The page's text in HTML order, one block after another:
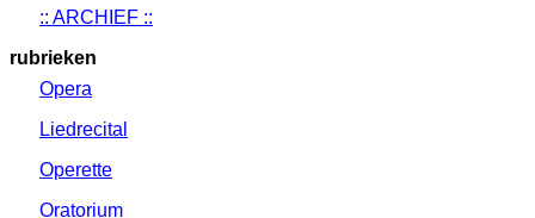
:: ARCHIEF ::
rubrieken
Opera
Liedrecital
Operette
Oratorium